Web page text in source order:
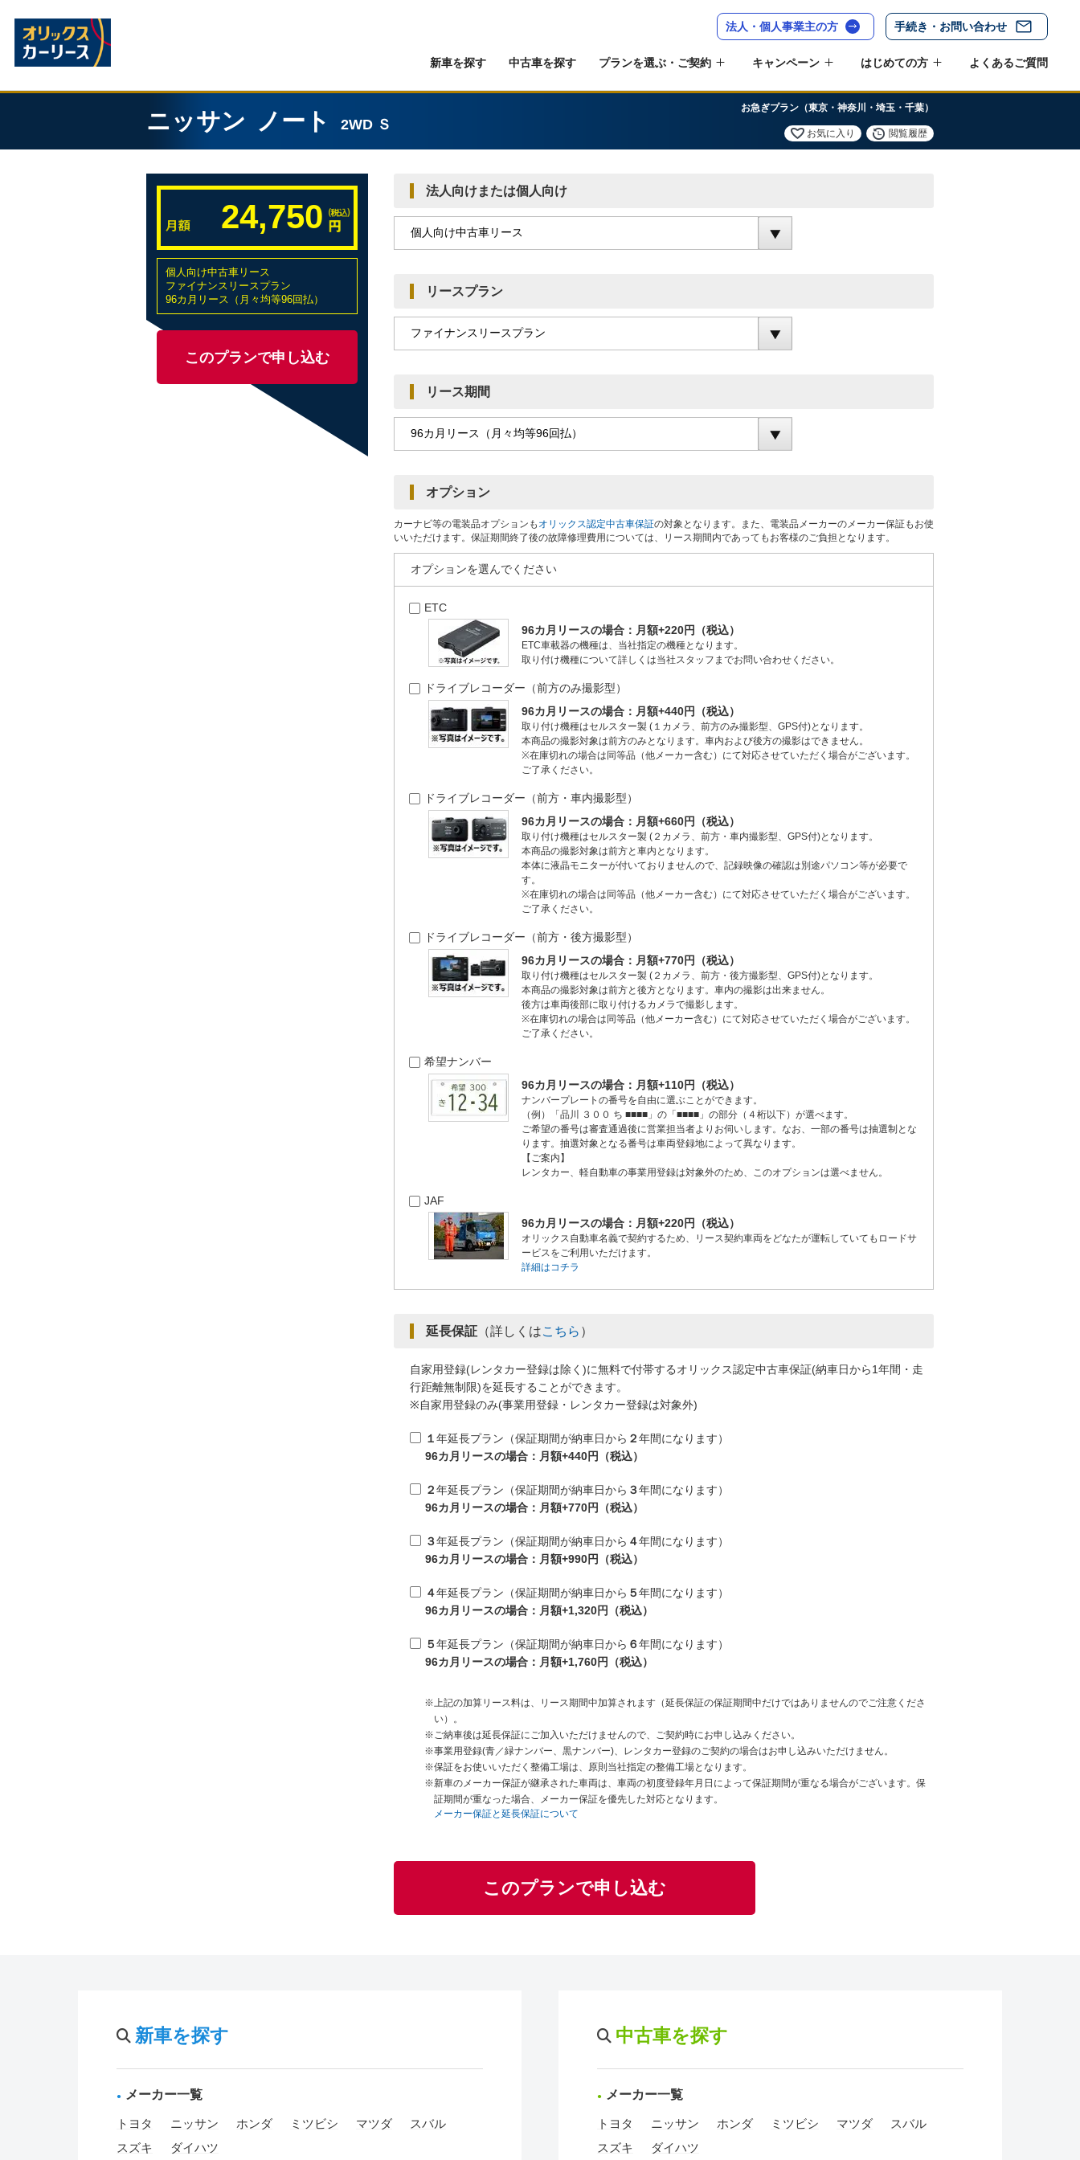
法人・個人事業主の方 手続き・お問い合わせ
新車を探す 中古車を探す プランを選ぶ・ご契約 キャンペーン はじめての方 よくあるご質問
ニッサン ノート 2WD Ｓ
お急ぎプラン（東京・神奈川・埼玉・千葉）
お気に入り 閲覧履歴
24,750
個人向け中古車リース
ファイナンスリースプラン
96カ月リース（月々均等96回払）
このプランで申し込む
法人向けまたは個人向け
リースプラン
リース期間
オプション
カーナビ等の電装品オプションも オリックス認定中古車保証の対象となります。また、電装品メーカーのメーカー保証もお使
いいただけます。保証期間終了後の故障修理費用については、リース期間内であってもお客様のご負担となります。
オプションを選んでください
ETC
96カ月リースの場合：月額+220円（税込）
ETC車載器の機種は、当社指定の機種となります。
取り付け機種について詳しくは当社スタッフまでお問い合わせください。
ドライブレコーダー（前方のみ撮影型）
96カ月リースの場合：月額+440円（税込）
取り付け機種はセルスター製 (１カメラ、前方のみ撮影型、GPS付)となります。
本商品の撮影対象は前方のみとなります。車内および後方の撮影はできません。
※在庫切れの場合は同等品（他メーカー含む）にて対応させていただく場合がございます。
ご了承ください。
ドライブレコーダー（前方・車内撮影型）
96カ月リースの場合：月額+660円（税込）
取り付け機種はセルスター製 (２カメラ、前方・車内撮影型、GPS付)となります。
本商品の撮影対象は前方と車内となります。
本体に液晶モニターが付いておりませんので、記録映像の確認は別途パソコン等が必要で
す。
※在庫切れの場合は同等品（他メーカー含む）にて対応させていただく場合がございます。
ご了承ください。
ドライブレコーダー（前方・後方撮影型）
96カ月リースの場合：月額+770円（税込）
取り付け機種はセルスター製 (２カメラ、前方・後方撮影型、GPS付)となります。
本商品の撮影対象は前方と後方となります。車内の撮影は出来ません。
後方は車両後部に取り付けるカメラで撮影します。
※在庫切れの場合は同等品（他メーカー含む）にて対応させていただく場合がございます。
ご了承ください。
希望ナンバー
96カ月リースの場合：月額+110円（税込）
ナンバープレートの番号を自由に選ぶことができます。
（例）「品川 ３００ ち ■■■■」の「■■■■」の部分（４桁以下）が選べます。
ご希望の番号は審査通過後に営業担当者よりお伺いします。なお、一部の番号は抽選制とな
ります。抽選対象となる番号は車両登録地によって異なります。
【ご案内】
レンタカー、軽自動車の事業用登録は対象外のため、このオプションは選べません。
JAF
96カ月リースの場合：月額+220円（税込）
オリックス自動車名義で契約するため、リース契約車両をどなたが運転していてもロードサ
ービスをご利用いただけます。
詳細はコチラ
延長保証 （詳しくはこちら ）
自家用登録(レンタカー登録は除く)に無料で付帯するオリックス認定中古車保証(納車日から1年間・走
行距離無制限)を延長することができます。
※自家用登録のみ(事業用登録・レンタカー登録は対象外)
１年延長プラン（保証期間が納車日から ２年間になります）
96カ月リースの場合：月額+440円（税込）
２年延長プラン（保証期間が納車日から ３年間になります）
96カ月リースの場合：月額+770円（税込）
３年延長プラン（保証期間が納車日から ４年間になります）
96カ月リースの場合：月額+990円（税込）
４年延長プラン（保証期間が納車日から ５年間になります）
96カ月リースの場合：月額+1,320円（税込）
５年延長プラン（保証期間が納車日から ６年間になります）
96カ月リースの場合：月額+1,760円（税込）
上記の加算リース料は、リース期間中加算されます（延長保証の保証期間中だけではありませんのでご注意くださ
い）。
ご納車後は延長保証にご加入いただけませんので、ご契約時にお申し込みください。
事業用登録(青／緑ナンバー、黒ナンバー)、レンタカー登録のご契約の場合はお申し込みいただけません。
保証をお使いいただく整備工場は、原則当社指定の整備工場となります。
新車のメーカー保証が継承された車両は、車両の初度登録年月日によって保証期間が重なる場合がございます。保
証期間が重なった場合、メーカー保証を優先した対応となります。
メーカー保証と延長保証について
このプランで申し込む
新車を探す
メーカー一覧
トヨタ ニッサン ホンダ ミツビシ マツダ
スバル
スズキ
ダイハツ
中古車を探す
メーカー一覧
トヨタ ニッサン ホンダ ミツビシ マツダ
スバル
スズキ
ダイハツ